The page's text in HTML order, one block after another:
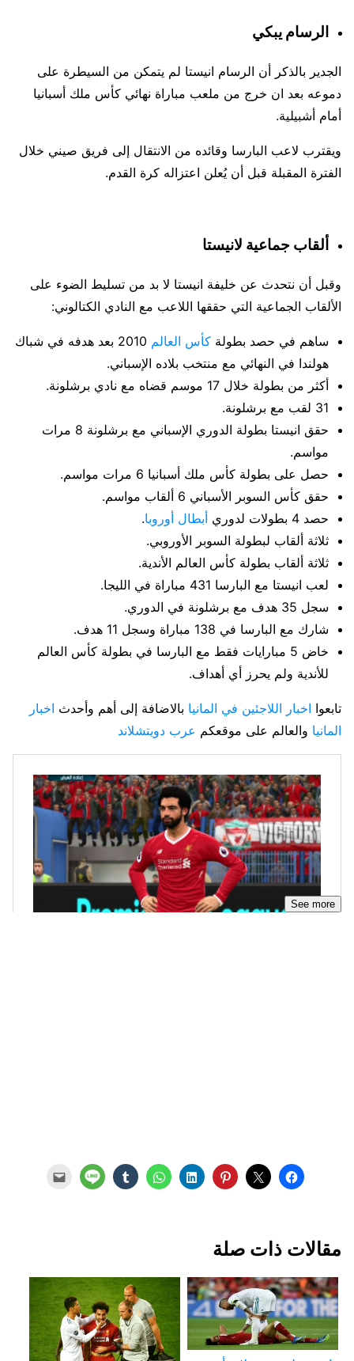
الرسام يبكي
الجدير بالذكر أن الرسام انيستا لم يتمكن من السيطرة على
دموعه بعد ان خرج من ملعب مباراة نهائي كأس ملك أسبانيا
أمام أشبيلية.
ويقترب لاعب البارسا وقائده من الانتقال إلى فريق صيني خلال
الفترة المقبلة قبل أن يُعلن اعتزاله كرة القدم.
ألقاب جماعية لانيستا
وقبل أن نتحدث عن خليفة انيستا لا بد من تسليط الضوء على
الألقاب الجماعية التي حققها اللاعب مع النادي الكتالوني:
ساهم في حصد بطولة كأس العالم
2010 بعد هدفه في شباك
هولندا في النهائي مع منتخب بلاده الإسباني.
أكثر من بطولة خلال 17 موسم قضاه مع نادي برشلونة.
31 لقب مع برشلونة.
حقق انيستا بطولة الدوري الإسباني مع برشلونة 8 مرات
مواسم.
حصل على بطولة كأس ملك أسبانيا 6 مرات مواسم.
حقق كأس السوبر الأسباني 6 ألقاب مواسم.
حصد 4 بطولات لدوري
أبطال أوروبا.
ثلاثة ألقاب لبطولة السوبر الأوروبي.
ثلاثة ألقاب بطولة كأس العالم الأندية.
لعب انيستا مع البارسا 431 مباراة في الليجا.
سجل 35 هدف مع برشلونة في الدوري.
شارك مع البارسا في 138 مباراة وسجل 11 هدف.
خاض 5 مبارايات فقط مع البارسا في بطولة كأس العالم
للأندية ولم يحرز أي أهداف.
تابعوا اخبار اللاجئين في المانيا بالاضافة إلى أهم وأحدث اخبار
المانيا والعالم على موقعكم عرب دويتشلاند
See more
مقالات ذات صلة